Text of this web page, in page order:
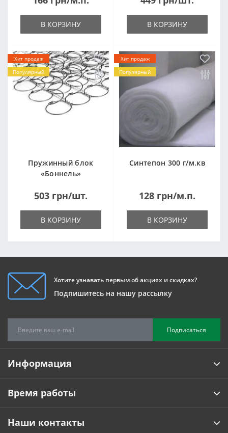
В КОРЗИНУ В КОРЗИНУ
Хит продаж
Популярный
Пружинный блок
«Боннель»
503 грн/шт.
В КОРЗИНУ
Хит продаж
Популярный
Синтепон 300 г/м.кв
128 грн/м.п.
В КОРЗИНУ
Хотите узнавать первым об акциях и скидках?
Подпишитесь на нашу рассылку
Подписаться
Информация
Время работы
Наши контакты